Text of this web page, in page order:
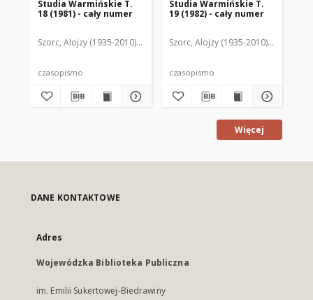
Studia Warmińskie T.
18 (1981) - cały numer
Szorc, Alojzy (1935-2010). Redaktor naczelny
czasopismo
Studia Warmińskie T.
19 (1982) - cały numer
Szorc, Alojzy (1935-2010). Redaktor
czasopismo
Więcej
DANE KONTAKTOWE
Adres
Wojewódzka Biblioteka Publiczna
im. Emilii Sukertowej-Biedrawiny